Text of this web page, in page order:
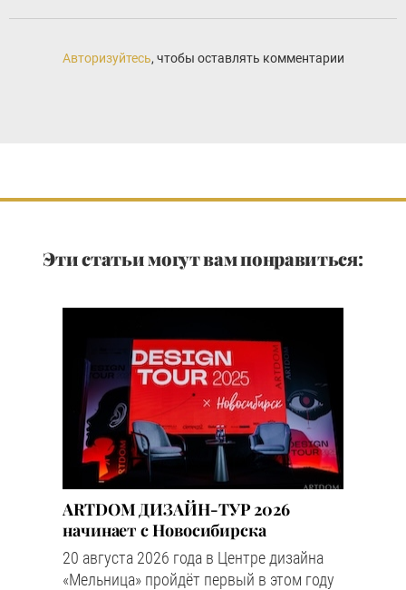
Авторизуйтесь, чтобы оставлять комментарии
Эти статьи могут вам понравиться:
ARTDOM ДИЗАЙН-ТУР 2026
начинает с Новосибирска
20 августа 2026 года в Центре дизайна
«Мельница» пройдёт первый в этом году